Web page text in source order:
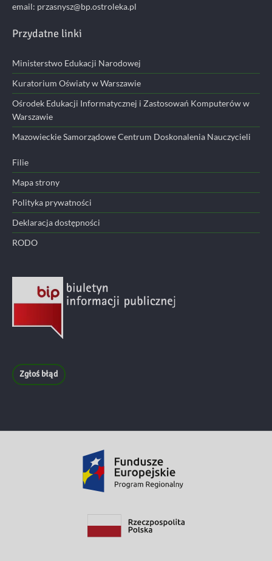
email: przasnysz@bp.ostroleka.pl
Przydatne linki
Ministerstwo Edukacji Narodowej
Kuratorium Oświaty w Warszawie
Ośrodek Edukacji Informatycznej i Zastosowań Komputerów w
Warszawie
Mazowieckie Samorządowe Centrum Doskonalenia Nauczycieli
Filie
Mapa strony
Polityka prywatności
Deklaracja dostępności
RODO
Zgłoś błąd